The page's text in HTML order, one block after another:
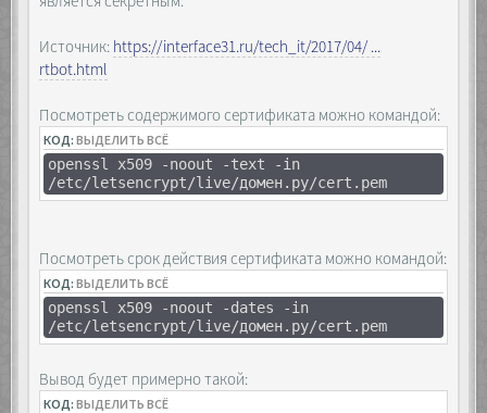
Источник: https://interface31.ru/tech_it/2017/04/ ...
rtbot.html
Посмотреть содержимого сертификата можно командой:
КОД:ВЫДЕЛИТЬ ВСЁ
openssl x509 -noout -text -in
/etc/letsencrypt/live/домен.ру/cert.pem
Посмотреть срок действия сертификата можно командой:
КОД:ВЫДЕЛИТЬ ВСЁ
openssl x509 -noout -dates -in
/etc/letsencrypt/live/домен.ру/cert.pem
Вывод будет примерно такой:
КОД:ВЫДЕЛИТЬ ВСЁ